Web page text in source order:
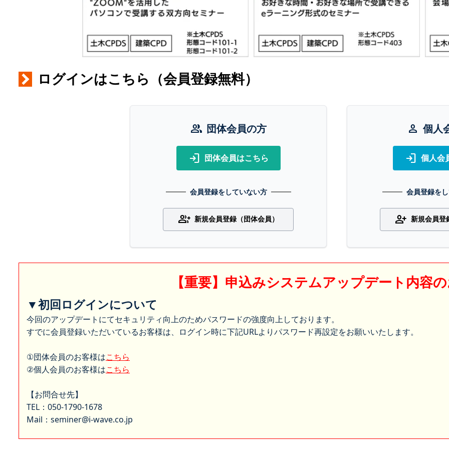
ログインはこちら（会員登録無料）
group 団体会員の方
login 団体会員はこちら
会員登録をしていない方
group_add 新規会員登録（団体会員）
person 個人
login 個人会
会員登録を
person_add 新規会員登
【重要】申込みシステムアップデート内容
▼初回ログインについて
今回のアップデートにてセキュリティ向上のためパスワードの強度向上しております。
すでに会員登録いただいているお客様は、ログイン時に下記URLよりパスワード再設定をお願いいたします。
①団体会員のお客様はこちら
②個人会員のお客様はこちら
【お問合せ先】
TEL：050-1790-1678
Mail：seminer@i-wave.co.jp